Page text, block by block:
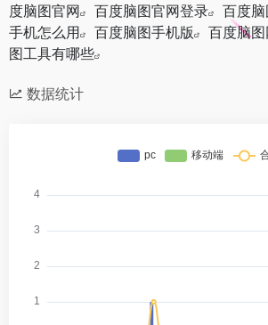
度脑图官网
百度脑图官网登录 百度
手机怎么用
百度脑图手机版 百度脑
图工具有哪些
数据统计